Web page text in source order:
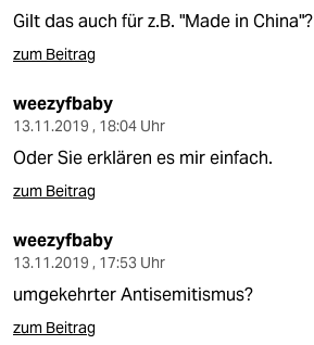
Gilt das auch für z.B. "Made in China"?
zum Beitrag
weezyfbaby
13.11.2019 , 18:04 Uhr
Oder Sie erklären es mir einfach.
zum Beitrag
weezyfbaby
13.11.2019 , 17:53 Uhr
umgekehrter Antisemitismus?
zum Beitrag